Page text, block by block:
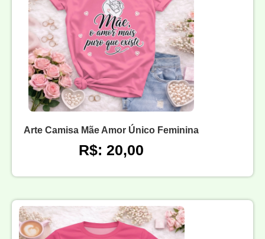
Arte Camisa Mãe Amor Único Feminina
R$: 20,00